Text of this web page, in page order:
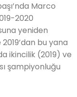
Marco
2020
yeniden
bu yana
ikincilik (2019) ve
şampiyonluğu